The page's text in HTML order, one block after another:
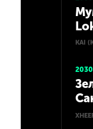
KAI
2030